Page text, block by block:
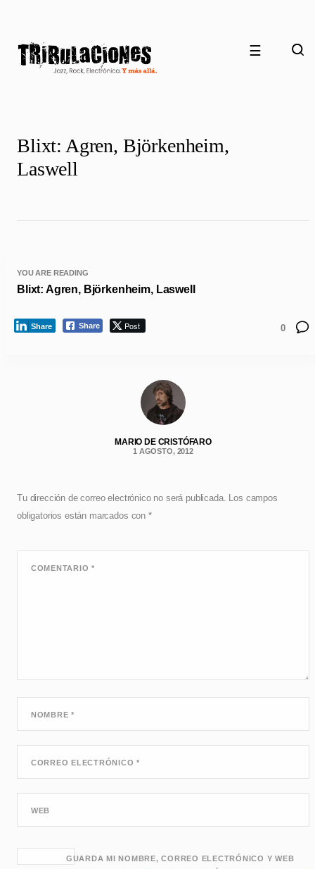
☰
Blixt: Agren, Björkenheim,
Laswell
YOU ARE READING
Blixt: Agren, Björkenheim, Laswell
Share Post
Share 0
MARIO DE CRISTÓFARO
1 AGOSTO, 2012
Tu dirección de correo electrónico no será publicada. Los campos
obligatorios están marcados con *
COMENTARIO*
NOMBRE*
CORREO ELECTRÓNICO*
WEB
GUARDA MI NOMBRE, CORREO ELECTRÓNICO Y WEB